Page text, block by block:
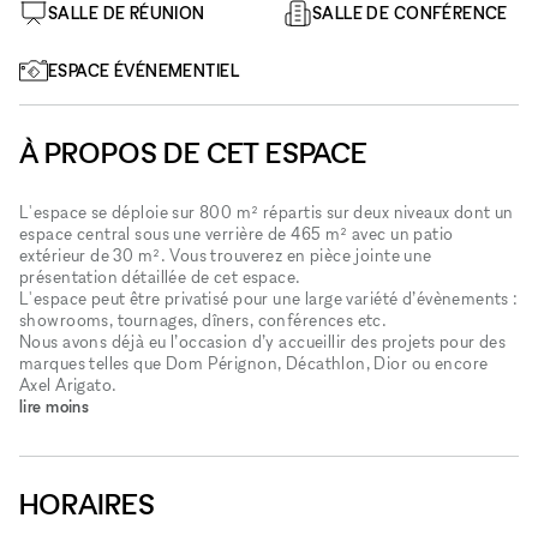
SALLE DE RÉUNION SALLE DE CONFÉRENCE
ESPACE ÉVÉNEMENTIEL
À PROPOS DE CET ESPACE
L'espace se déploie sur 800 m² répartis sur deux niveaux dont un
espace central sous une verrière de 465 m² avec un patio
extérieur de 30 m². Vous trouverez en pièce jointe une
présentation détaillée de cet espace.
L'espace peut être privatisé pour une large variété d’évènements :
showrooms, tournages, dîners, conférences etc.
Nous avons déjà eu l’occasion d’y accueillir des projets pour des
marques telles que Dom Pérignon, Décathlon, Dior ou encore
Axel Arigato.
lire moins
HORAIRES